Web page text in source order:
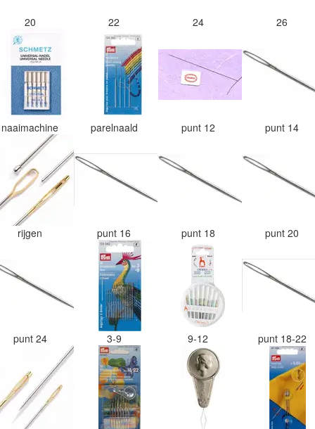
20 22 24 26
naaimachine parelnaald punt 12 punt 14
rijgen punt 16 punt 18 punt 20
punt 24 3-9 9-12 punt 18-22